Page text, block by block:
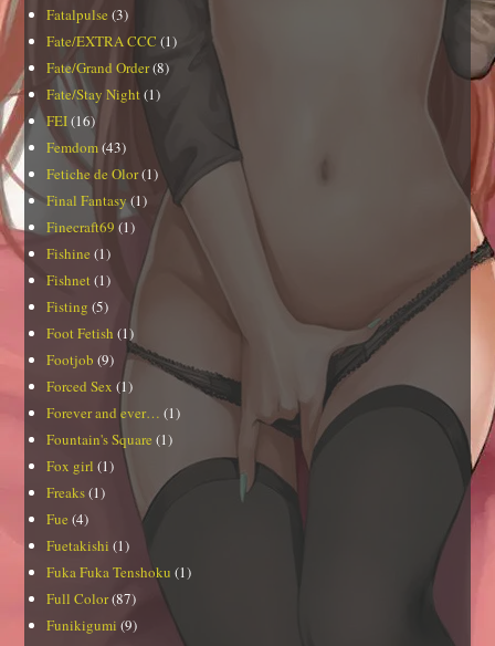
Fatalpulse (3)
Fate/EXTRA CCC (1)
Fate/Grand Order(8)
Fate/Stay Night(1)
FEI(16)
Femdom(43)
Fetiche de Olor(1)
Final Fantasy(1)
Finecraft69 (1)
Fishine (1)
Fishnet (1)
Fisting (5)
Foot Fetish (1)
Footjob (9)
Forced Sex (1)
Forever and ever… (1)
Fountain's Square (1)
Fox girl (1)
Freaks(1)
Fue (4)
Fuetakishi (1)
Fuka Fuka Tenshoku (1)
Full Color(87)
Funikigumi (9)